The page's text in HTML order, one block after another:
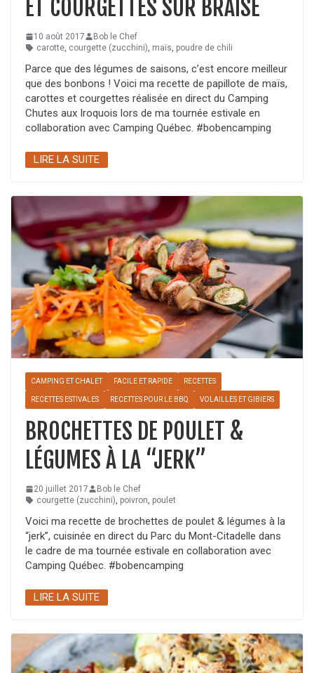
ET COURGETTES SUR BRAISE
10 août 2017
Bob le Chef
carotte, courgette (zucchini), maïs, poudre de chili
Parce que des légumes de saisons, c’est encore meilleur
que des bonbons ! Voici ma recette de papillote de maïs,
carottes et courgettes réalisée en direct du Camping
Chutes aux Iroquois lors de ma tournée estivale en
collaboration avec Camping Québec. #bobencamping
LIRE LA SUITE
CAMPING ET CHALET FACILE ET RAPIDE RECETTES
RECETTES ESTIVALES RECETTES POUR LE BBQ VOLAILLES ET GIBIERS
BROCHETTES DE POULET &
LÉGUMES À LA “JERK”
20 juillet 2017
Bob le Chef
courgette (zucchini), poivron, poulet
Voici ma recette de brochettes de poulet & légumes à la
“jerk”, cuisinée en direct du Parc du Mont-Citadelle dans
le cadre de ma tournée estivale en collaboration avec
Camping Québec. #bobencamping
LIRE LA SUITE